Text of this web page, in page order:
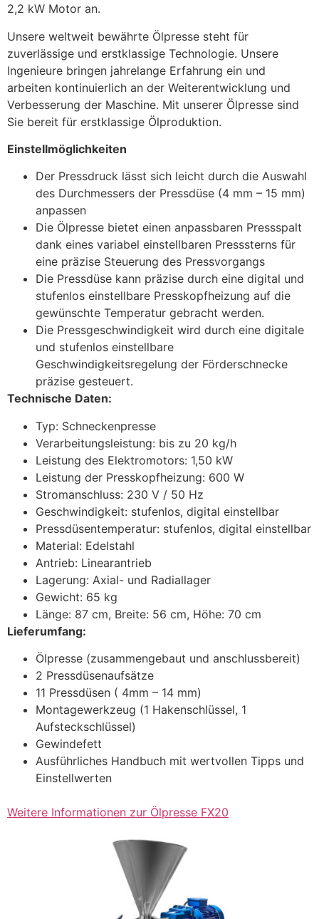
2,2 kW Motor an.
Unsere weltweit bewährte Ölpresse steht für
zuverlässige und erstklassige Technologie. Unsere
Ingenieure bringen jahrelange Erfahrung ein und
arbeiten kontinuierlich an der Weiterentwicklung und
Verbesserung der Maschine. Mit unserer Ölpresse sind
Sie bereit für erstklassige Ölproduktion.
Einstellmöglichkeiten
Der Pressdruck lässt sich leicht durch die Auswahl
des Durchmessers der Pressdüse (4 mm – 15 mm)
anpassen
Die Ölpresse bietet einen anpassbaren Pressspalt
dank eines variabel einstellbaren Presssterns für
eine präzise Steuerung des Pressvorgangs
Die Pressdüse kann präzise durch eine digital und
stufenlos einstellbare Presskopfheizung auf die
gewünschte Temperatur gebracht werden.
Die Pressgeschwindigkeit wird durch eine digitale
und stufenlos einstellbare
Geschwindigkeitsregelung der Förderschnecke
präzise gesteuert.
Technische Daten:
Typ: Schneckenpresse
Verarbeitungsleistung: bis zu 20 kg/h
Leistung des Elektromotors: 1,50 kW
Leistung der Presskopfheizung: 600 W
Stromanschluss: 230 V / 50 Hz
Geschwindigkeit: stufenlos, digital einstellbar
Pressdüsentemperatur: stufenlos, digital einstellbar
Material: Edelstahl
Antrieb: Linearantrieb
Lagerung: Axial- und Radiallager
Gewicht: 65 kg
Länge: 87 cm, Breite: 56 cm, Höhe: 70 cm
Lieferumfang:
Ölpresse (zusammengebaut und anschlussbereit)
2 Pressdüsenaufsätze
11 Pressdüsen ( 4mm – 14 mm)
Montagewerkzeug (1 Hakenschlüssel, 1
Aufsteckschlüssel)
Gewindefett
Ausführliches Handbuch mit wertvollen Tipps und
Einstellwerten
Weitere Informationen zur Ölpresse FX20